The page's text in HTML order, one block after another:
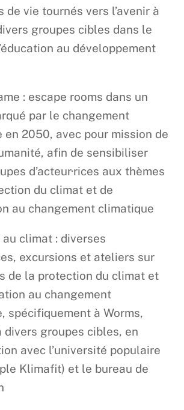
de vie tournés vers l’avenir à
groupes cibles dans le
au développement
: escape rooms dans un
par le changement
en 2050, avec pour mission de
afin de sensibiliser
d’acteur·rices aux thèmes
du climat et de
au changement climatique
climat : diverses
excursions et ateliers sur
de la protection du climat et
au changement
spécifiquement à Worms,
divers groupes cibles, en
avec l’université populaire
Klimafit) et le bureau de